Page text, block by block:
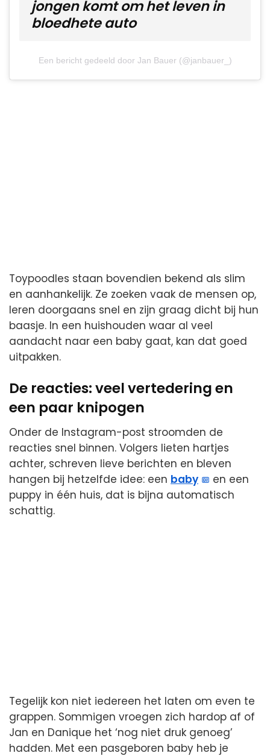
jongen komt om het leven in
bloedhete auto
Een bericht gedeeld door Jan Bauer (@janbauer_)
Toypoodles staan bovendien bekend als slim
en aanhankelijk. Ze zoeken vaak de mensen op,
leren doorgaans snel en zijn graag dicht bij hun
baasje. In een huishouden waar al veel
aandacht naar een baby gaat, kan dat goed
uitpakken.
De reacties: veel vertedering en
een paar knipogen
Onder de Instagram-post stroomden de
reacties snel binnen. Volgers lieten hartjes
achter, schreven lieve berichten en bleven
hangen bij hetzelfde idee: een baby
en een
puppy in één huis, dat is bijna automatisch
schattig.
Tegelijk kon niet iedereen het laten om even te
grappen. Sommigen vroegen zich hardop af of
Jan en Danique het ‘nog niet druk genoeg’
hadden. Met een pasgeboren baby heb je